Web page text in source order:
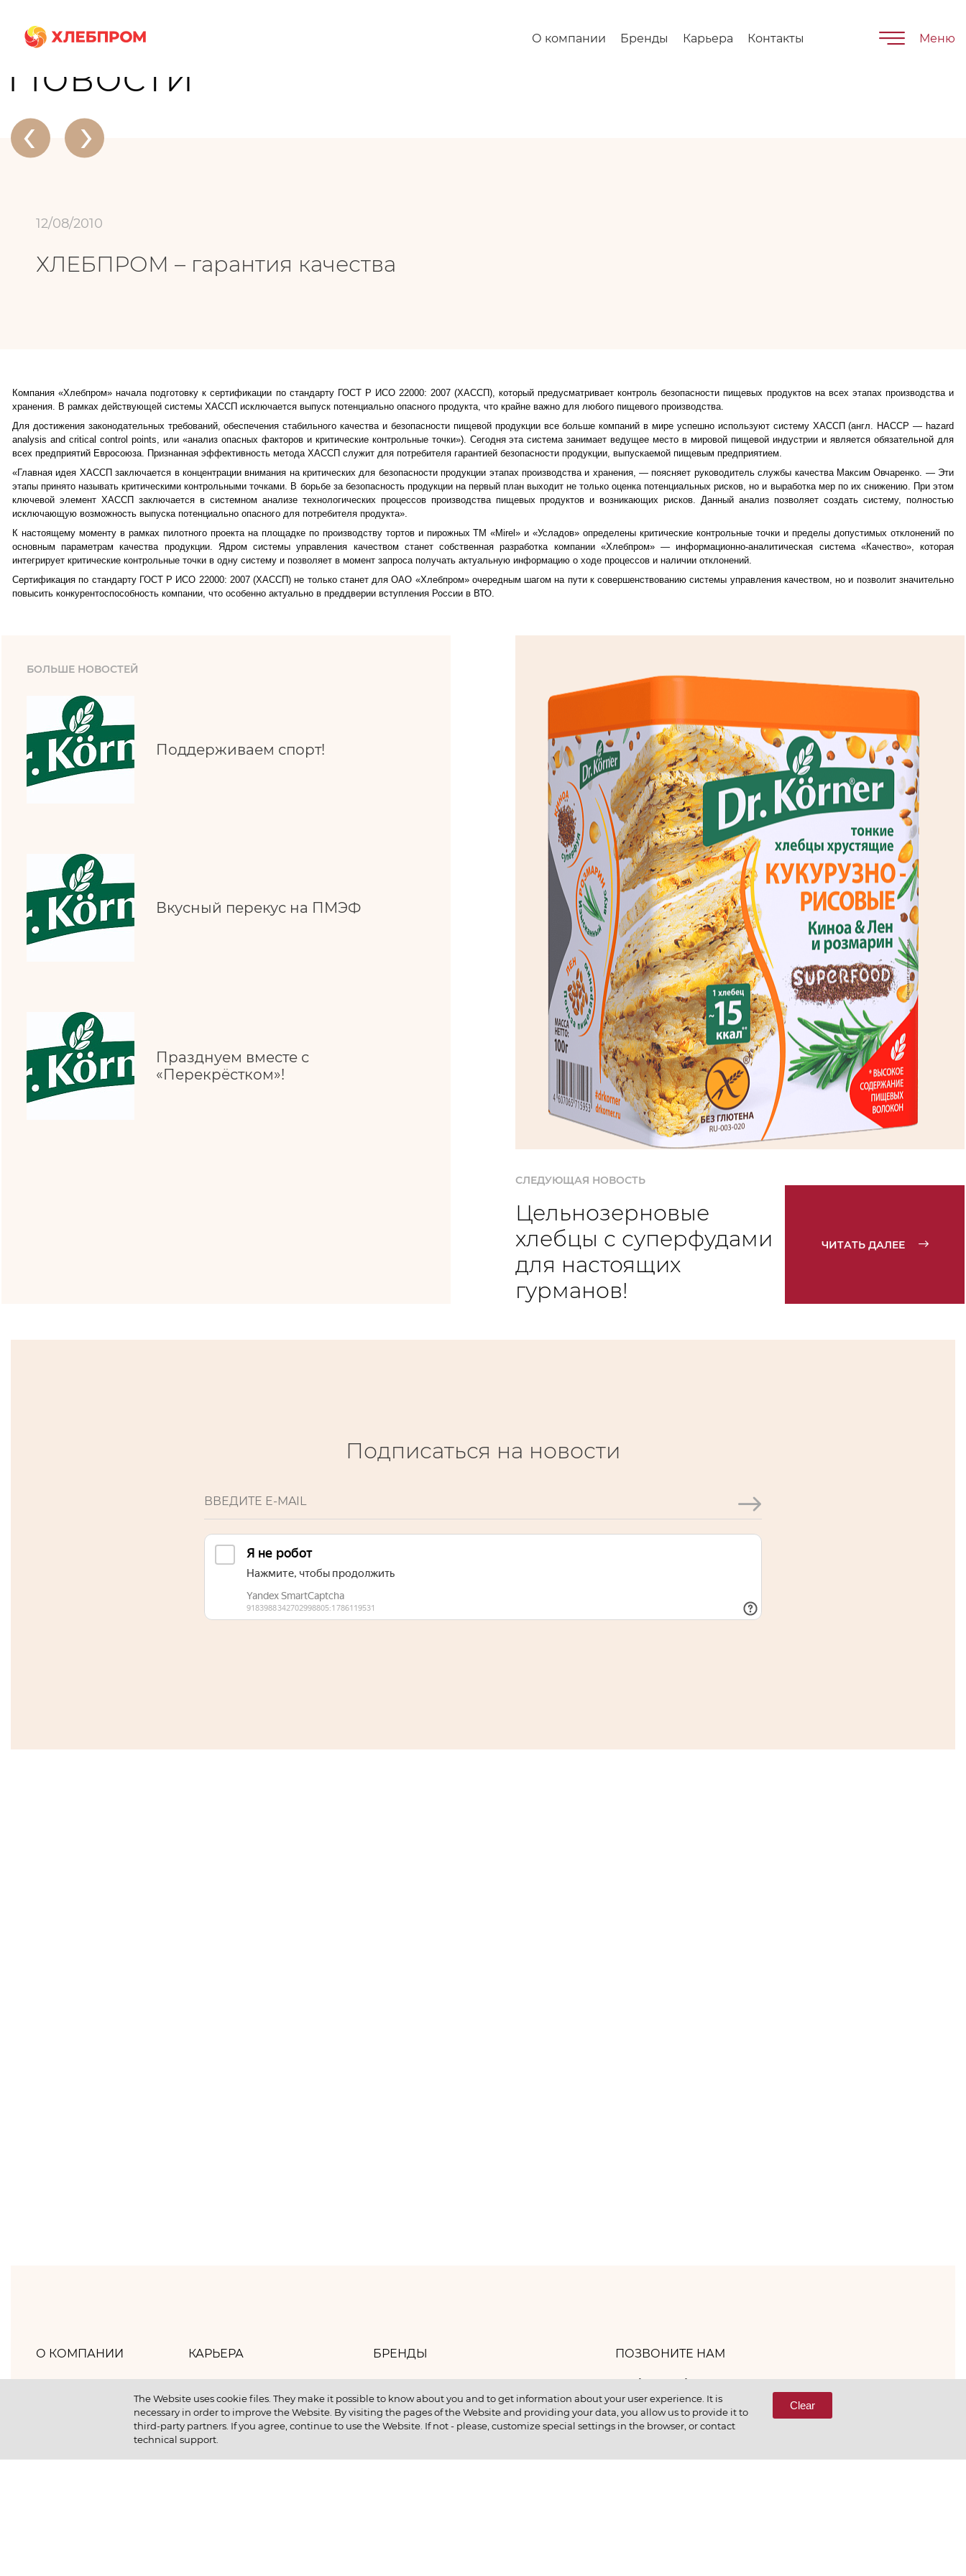
О компании Бренды Карьера Контакты Меню
Главная О компании Новости
Новости
‹ ›
12/08/2010
ХЛЕБПРОМ – гарантия качества
Компания «Хлебпром» начала подготовку к сертификации по стандарту ГОСТ Р ИСО 22000: 2007 (ХАССП), который предусматривает контроль безопасности пищевых продуктов на всех этапах производства и
хранения. В рамках действующей системы ХАССП исключается выпуск потенциально опасного продукта, что крайне важно для любого пищевого производства.
Для достижения законодательных требований, обеспечения стабильного качества и безопасности пищевой продукции все больше компаний в мире успешно используют систему ХАССП (англ. НАССР ― hazard
analysis and critical control points, или «анализ опасных факторов и критические контрольные точки»). Сегодня эта система занимает ведущее место в мировой пищевой индустрии иявляется обязательной для
всех предприятий Евросоюза. Признанная эффективность метода ХАССП служит для потребителя гарантией безопасности продукции, выпускаемой пищевым предприятием.
«Главная идея ХАССП заключается в концентрации внимания на критических для безопасности продукции этапах производства и хранения, ― поясняет руководитель службы качества Максим Овчаренко. ― Эти
этапы принято называть критическими контрольными точками. В борьбе за безопасность продукции на первый план выходит не только оценка потенциальных рисков, но и выработка мер по их снижению. При этом
ключевой элемент ХАССП заключается в системном анализе технологических процессов производства пищевых продуктов и возникающих рисков. Данный анализ позволяет создать систему, полностью
исключающую возможность выпуска потенциально опасного для потребителя продукта».
К настоящему моменту в рамках пилотного проекта на площадке по производству тортов и пирожных ТМ «Mirel» и «Усладов» определены критические контрольные точки и пределы допустимых отклонений по
основным параметрам качества продукции. Ядром системы управления качеством станет собственная разработка компании «Хлебпром» ― информационно-аналитическая система «Качество», которая
интегрирует критические контрольные точки в одну систему и позволяет в момент запроса получать актуальную информацию о ходе процессов и наличии отклонений.
Сертификация по стандарту ГОСТ Р ИСО 22000: 2007 (ХАССП) не только станет для ОАО «Хлебпром» очередным шагом на пути к совершенствованию системы управления качеством, но и позволит значительно
повысить конкурентоспособность компании, что особенно актуально в преддверии вступления России в ВТО.
БОЛЬШЕ НОВОСТЕЙ
Поддерживаем спорт!
Вкусный перекус на ПМЭФ
Празднуем вместе с
«Перекрёстком»!
СЛЕДУЮЩАЯ НОВОСТЬ
Цельнозерновые
хлебцы с суперфудами
для настоящих
гурманов!
ЧИТАТЬ ДАЛЕЕ
Подписаться на новости
О КОМПАНИИ
Политика компании
КАРЬЕРА
Как мы отдыхаем
Как мы учимся
БРЕНДЫ
КОНТАКТЫ
ПОЗВОНИТЕ НАМ
8 (800) 333-65-66
The Website uses cookie files. They make it possible to know about you and to get information about your user experience. It is
necessary in order to improve the Website. By visiting the pages of the Website and providing your data, you allow us to provide it to
third-party partners. If you agree, continue to use the Website. If not - please, customize special settings in the browser, or contact
technical support.
Clear